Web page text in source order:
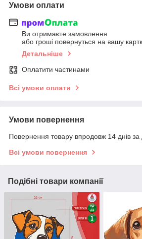
Умови оплати
Ви отримаєте замовлення
або гроші повернуться на вашу
Детальніше
Оплатити частинами
Всі умови оплати
Умови повернення
Повернення товару впродовж 14 днів за
Всі умови повернення
Подібні товари компанії